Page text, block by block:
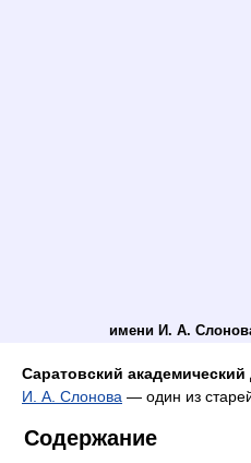
имени И. А.
Саратовский академический
И. А. Слонова — один из
Содержание